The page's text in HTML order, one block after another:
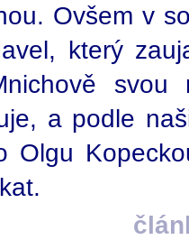
Ovšem v
který
svou
a podle
Olgu